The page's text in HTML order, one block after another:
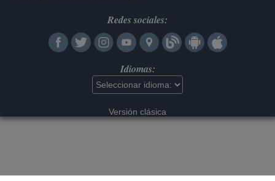
Redes sociales:
Idiomas:
Versión clásica